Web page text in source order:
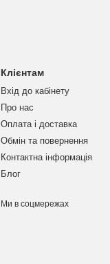
Клієнтам
Вхід до кабінету
Про нас
Оплата і доставка
Обмін та повернення
Контактна інформація
Блог
Ми в соцмережах